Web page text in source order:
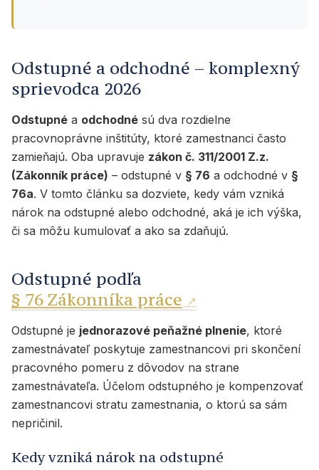
Odstupné a odchodné – komplexný
sprievodca 2026
Odstupné a odchodné sú dva rozdielne
pracovnoprávne inštitúty, ktoré zamestnanci často
zamieňajú. Oba upravuje zákon č. 311/2001 Z.z.
(Zákonník práce) – odstupné v § 76 a odchodné v §
76a. V tomto článku sa dozviete, kedy vám vzniká
nárok na odstupné alebo odchodné, aká je ich výška,
či sa môžu kumulovať a ako sa zdaňujú.
Odstupné podľa
§ 76 Zákonníka práce
Odstupné je jednorazové peňažné plnenie, ktoré
zamestnávateľ poskytuje zamestnancovi pri skončení
pracovného pomeru z dôvodov na strane
zamestnávateľa. Účelom odstupného je kompenzovať
zamestnancovi stratu zamestnania, o ktorú sa sám
nepričinil.
Kedy vzniká nárok na odstupné